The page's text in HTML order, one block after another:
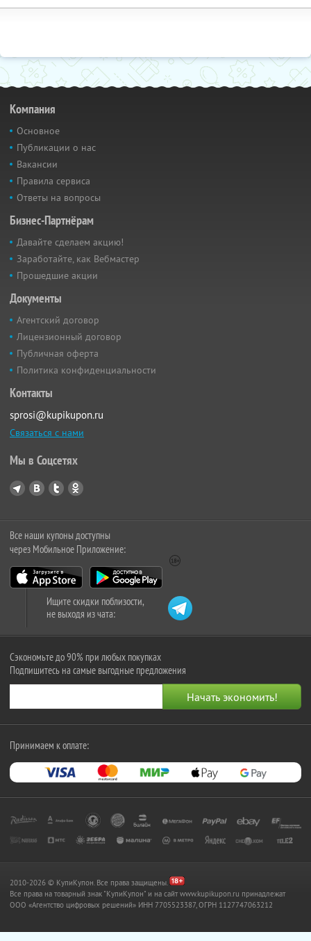
Компания
Основное
Публикации о нас
Вакансии
Правила сервиса
Ответы на вопросы
Бизнес-Партнёрам
Давайте сделаем акцию!
Заработайте, как Вебмастер
Прошедшие акции
Документы
Агентский договор
Лицензионный договор
Публичная оферта
Политика конфиденциальности
Контакты
sprosi@kupikupon.ru
Связаться с нами
Мы в Соцсетях
Все наши купоны доступны
через Мобильное Приложение:
Ищите скидки поблизости,
не выходя из чата:
Сэкономьте до 90% при любых покупках
Подпишитесь на самые выгодные предложения
Принимаем к оплате:
2010-2026 © КупиКупон. Все права защищены.
Все права на товарный знак "КупиКупон" и на сайт www.kupikupon.ru принадлежат
OOO «Агентство цифровых решений» ИНН 7705523387, ОГРН 1127747063212